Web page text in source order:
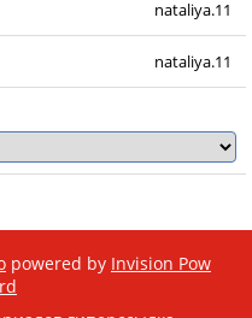
nataliya.11
nataliya.11
powered by Invision Pow